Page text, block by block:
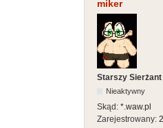
miker
Starszy
Nieaktywny
Skąd: *.waw.pl
Zarejestrowany: